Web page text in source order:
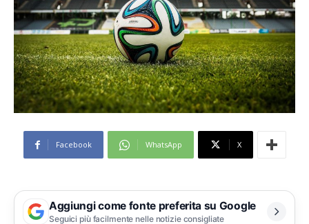
Facebook WhatsApp X
Aggiungi come fonte preferita su Google
Seguici più facilmente nelle notizie consigliate